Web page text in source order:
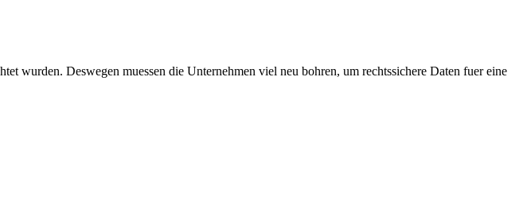
wurden. Deswegen muessen die Unternehmen viel neu bohren, um rechtssichere Daten fuer eine